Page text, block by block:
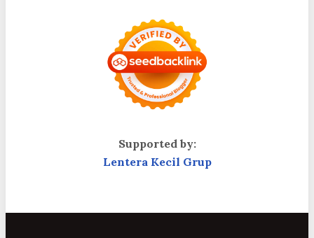
Supported by:
Lentera Kecil Grup